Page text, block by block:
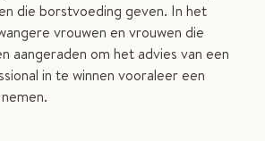
die borstvoeding geven. In het
vrouwen en vrouwen die
aangeraden om het advies van een
in te winnen vooraleer een